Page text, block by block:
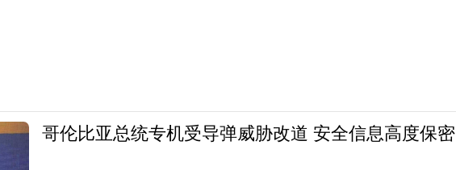
哥伦比亚总统专机受导弹威胁改道 安全信息高度保密